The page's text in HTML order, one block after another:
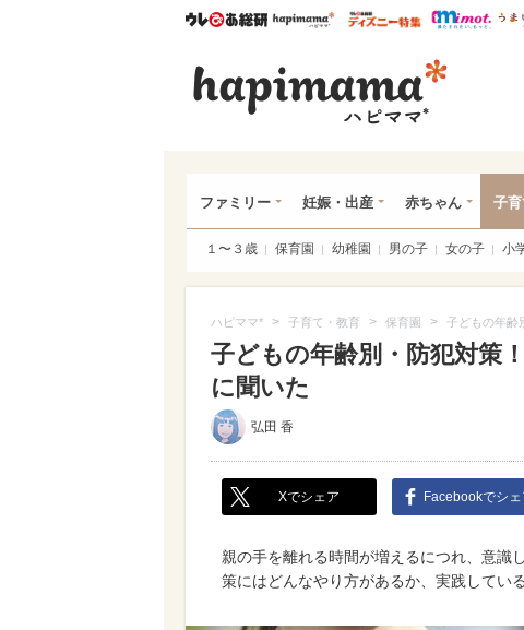
ウレぴあ総研ハピママ* ウレぴあ総
ファミリー 妊娠・出産 赤ちゃん 子
１〜３歳 保育園 幼稚園 男の子 女の子 小
ハピママ* > 子育て・教育 > 保育園 > 子どもの年齢
子どもの年齢別・防犯対策
に聞いた
弘田 香
Xでシェア Facebookでシェ
親の手を離れる時間が増えるにつれ、意識
策にはどんなやり方があるか、実践してい